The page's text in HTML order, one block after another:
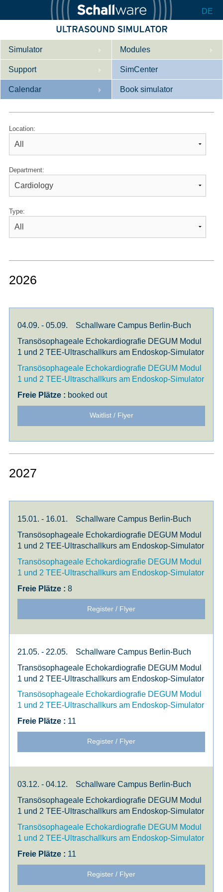
DE
Simulator
Description
Internal Medicine
Modules
Support
Who we are
SimCenter
Calendar Book simulator
Location:
Department:
Type:
2026
04.09. - 05.09.
Schallware Campus Berlin-Buch
Transösophageale Echokardiografie DEGUM Modul
1 und 2 TEE-Ultraschallkurs am Endoskop-Simulator
Transösophageale Echokardiografie DEGUM Modul
1 und 2 TEE-Ultraschallkurs am Endoskop-Simulator
booked out
Waitlist / Flyer
2027
15.01. - 16.01.
Schallware Campus Berlin-Buch
Transösophageale Echokardiografie DEGUM Modul
1 und 2 TEE-Ultraschallkurs am Endoskop-Simulator
Transösophageale Echokardiografie DEGUM Modul
1 und 2 TEE-Ultraschallkurs am Endoskop-Simulator
8
Register / Flyer
21.05. - 22.05.
Schallware Campus Berlin-Buch
Transösophageale Echokardiografie DEGUM Modul
1 und 2 TEE-Ultraschallkurs am Endoskop-Simulator
Transösophageale Echokardiografie DEGUM Modul
1 und 2 TEE-Ultraschallkurs am Endoskop-Simulator
11
Register / Flyer
03.12. - 04.12.
Schallware Campus Berlin-Buch
Transösophageale Echokardiografie DEGUM Modul
1 und 2 TEE-Ultraschallkurs am Endoskop-Simulator
Transösophageale Echokardiografie DEGUM Modul
1 und 2 TEE-Ultraschallkurs am Endoskop-Simulator
11
Register / Flyer